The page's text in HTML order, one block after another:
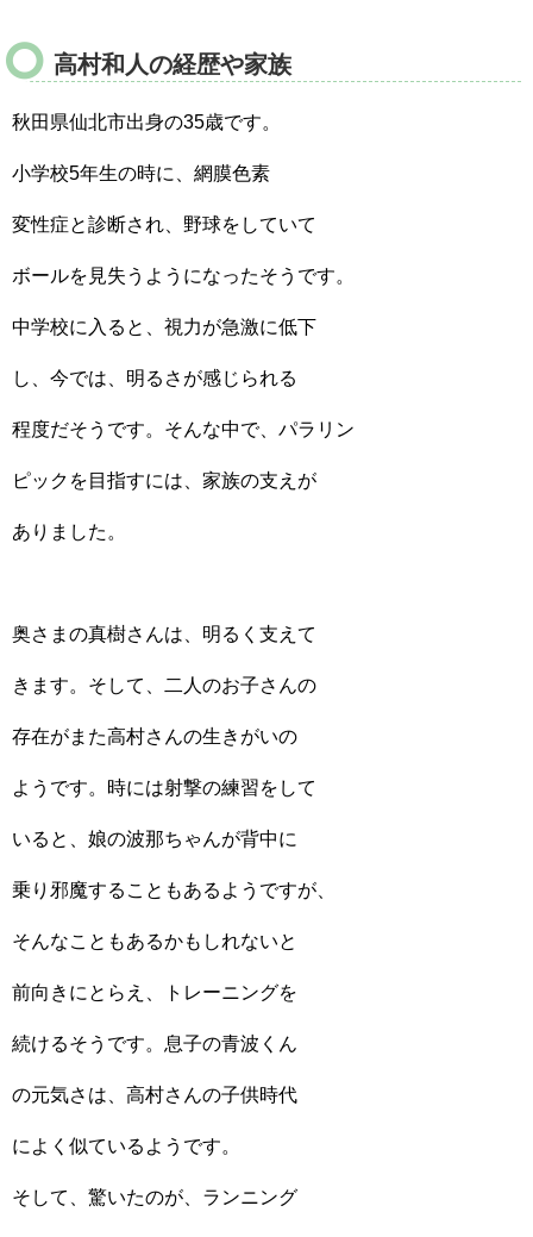
高村和人の経歴や家族
秋田県仙北市出身の35歳です。
小学校5年生の時に、網膜色素
変性症と診断され、野球をしていて
ボールを見失うようになったそうです。
中学校に入ると、視力が急激に低下
し、今では、明るさが感じられる
程度だそうです。そんな中で、パラリン
ピックを目指すには、家族の支えが
ありました。
奥さまの真樹さんは、明るく支えて
きます。そして、二人のお子さんの
存在がまた高村さんの生きがいの
ようです。時には射撃の練習をして
いると、娘の波那ちゃんが背中に
乗り邪魔することもあるようですが、
そんなこともあるかもしれないと
前向きにとらえ、トレーニングを
続けるそうです。息子の青波くん
の元気さは、高村さんの子供時代
によく似ているようです。
そして、驚いたのが、ランニング